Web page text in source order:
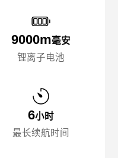
9000m毫安
锂离子电池
6小时
最长续航时间